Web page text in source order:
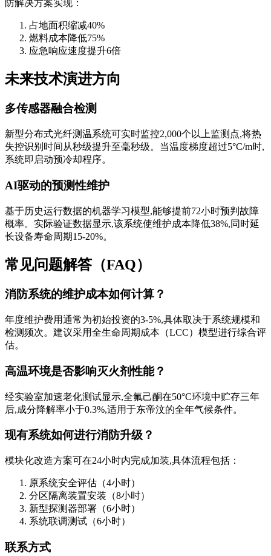
防解决方案实现：
占地面积缩减40%
燃料成本降低75%
应急响应速度提升6倍
未来技术演进方向
多传感器融合检测
新型分布式光纤测温系统可实时监控2,000个以上监测点,将热
失控识别时间从秒级提升至毫秒级。当温度梯度超过5°C/m时,
系统即启动预冷却程序。
AI驱动的预测性维护
基于历史运行数据的机器学习模型,能够提前72小时预判故障
概率。实际验证数据显示,该系统使维护成本降低38%,同时延
长设备寿命周期15-20%。
常见问题解答（FAQ）
消防系统的维护成本如何计算？
年度维护费用通常为初始投资的3-5%,具体取决于系统规模和
检测频次。建议采用全生命周期成本（LCC）模型进行综合评
估。
高温环境是否影响灭火剂性能？
经实验室加速老化测试显示,全氟己酮在50°C环境中贮存三年
后,成分降解率小于0.3%,适用于东帝汶的全年气候条件。
现有系统如何进行消防升级？
模块化改造方案可在24小时内完成加装,具体流程包括：
原系统安全评估（4小时）
分区隔离装置安装（8小时）
新型探测器部署（6小时）
系统联调测试（6小时）
联系方式